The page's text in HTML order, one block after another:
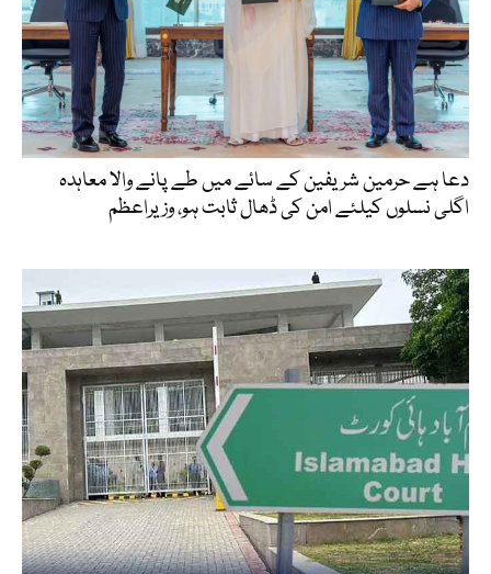
دعا ہے حرمین شریفین کے سائے میں طے پانے والا معاہدہ
اگلی نسلوں کیلئے امن کی ڈھال ثابت ہو، وزیراعظم